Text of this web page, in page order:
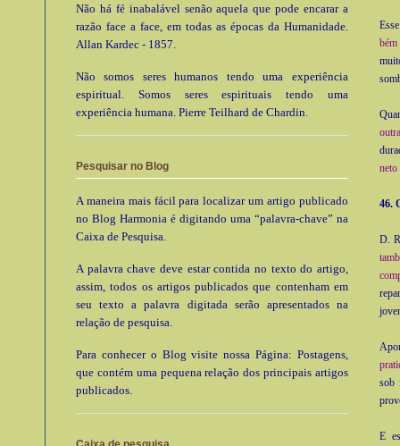
neto
46.
D.
sob
E
Não há fé inabalável senão aquela que pode encarar a
razão face a face, em todas as épocas da Humanidade.
Allan Kardec - 1857.
Não somos seres humanos tendo uma experiência
espiritual. Somos seres espirituais tendo uma
experiência humana. Pierre Teilhard de Chardin.
Pesquisar no Blog
A maneira mais fácil para localizar um artigo publicado
no Blog Harmonia é digitando uma “palavra-chave” na
Caixa de Pesquisa.
A palavra chave deve estar contida no texto do artigo,
assim, todos os artigos publicados que contenham em
seu texto a palavra digitada serão apresentados na
relação de pesquisa.
Para conhecer o Blog visite nossa Página: Postagens,
que contém uma pequena relação dos principais artigos
publicados.